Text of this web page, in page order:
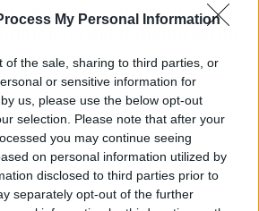
My Personal Information
of the sale, sharing to third parties, or
or sensitive information for
us, please use the below opt-out
selection. Please note that after your
you may continue seeing
on personal information utilized by
disclosed to third parties prior to
separately opt-out of the further
que evidencian
a tener en cuenta por el
si las lesiones de Pedri
que el canario participe con
Olmo quiere regresar y
al Barça con suma